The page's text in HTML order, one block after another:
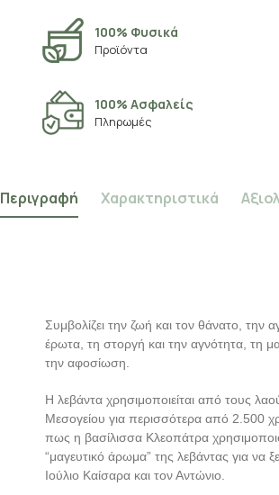
100% Φυσικά
Προϊόντα
100% Ασφαλείς
Πληρωμές
Περιγραφή Χαρακτηριστικά
Συμβολίζει την ζωή και τον θάνατο, την
έρωτα, τη στοργή και την αγνότητα, τη
την αφοσίωση.
Η λεβάντα χρησιμοποιείται από τους
Μεσογείου για περισσότερα από 2.500
πως η βασίλισσα Κλεοπάτρα
“μαγευτικό άρωμα” της λεβάντας για να
Ιούλιο Καίσαρα και τον Αντώνιο.